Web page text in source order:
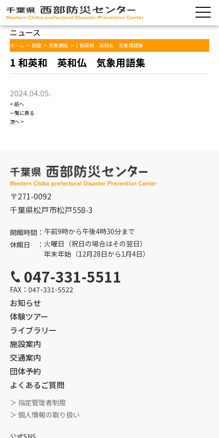
ニュース
ホーム > 図書 > 気象関係 > 1 和英和 英和仏 気象用語集
1 和英和 英和仏 気象用語集
2024.04.05.
< 前へ
一覧に戻る
次へ >
〒271-0092
千葉県松戸市松戸558-3
開館時間： 午前9時から午後4時30分まで
休館日 ： 火曜日（祝日の場合はその翌日）
年末年始（12月28日から1月4日）
047-331-5511
FAX： 047-331-5522
お知らせ
体験ツアー
ライブラリー
施設案内
交通案内
団体予約
よくあるご質問
＞ 指定管理者制度
＞ 個人情報の取り扱い